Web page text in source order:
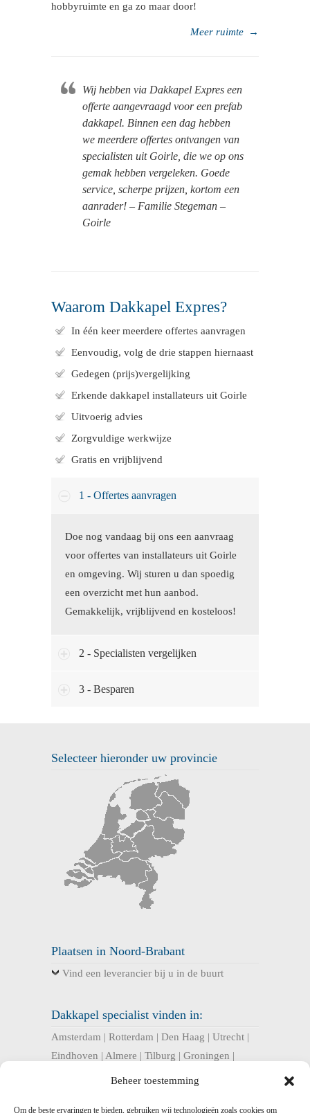
Beheer toestemming
Om de beste ervaringen te bieden, gebruiken wij technologieën zoals cookies om
hobbyruimte en ga zo maar door!
Meer ruimte →
Wij hebben via Dakkapel Expres een
offerte aangevraagd voor een prefab
dakkapel. Binnen een dag hebben
we meerdere offertes ontvangen van
specialisten uit Goirle, die we op ons
gemak hebben vergeleken. Goede
service, scherpe prijzen, kortom een
aanrader! – Familie Stegeman –
Goirle
Waarom Dakkapel Expres?
In één keer meerdere offertes aanvragen
Eenvoudig, volg de drie stappen hiernaast
Gedegen (prijs)vergelijking
Erkende dakkapel installateurs uit Goirle
Uitvoerig advies
Zorgvuldige werkwijze
Gratis en vrijblijvend
1 - Offertes aanvragen
Doe nog vandaag bij ons een aanvraag
voor offertes van installateurs uit Goirle
en omgeving. Wij sturen u dan spoedig
een overzicht met hun aanbod.
Gemakkelijk, vrijblijvend en kosteloos!
2 - Specialisten vergelijken
3 - Besparen
Selecteer hieronder uw provincie
Plaatsen in Noord-Brabant
Vind een leverancier bij u in de buurt
Dakkapel specialist vinden in:
Amsterdam | Rotterdam | Den Haag | Utrecht |
Eindhoven | Almere | Tilburg | Groningen |